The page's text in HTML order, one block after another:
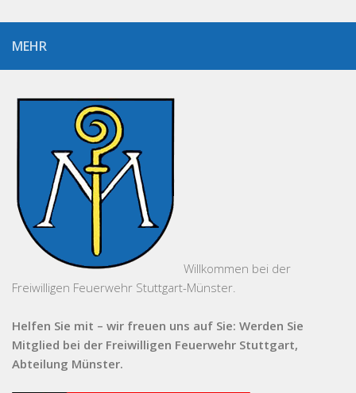
MEHR
Willkommen bei der
Freiwilligen Feuerwehr Stuttgart-Münster.
Helfen Sie mit – wir freuen uns auf Sie: Werden Sie
Mitglied bei der Freiwilligen Feuerwehr Stuttgart,
Abteilung Münster.